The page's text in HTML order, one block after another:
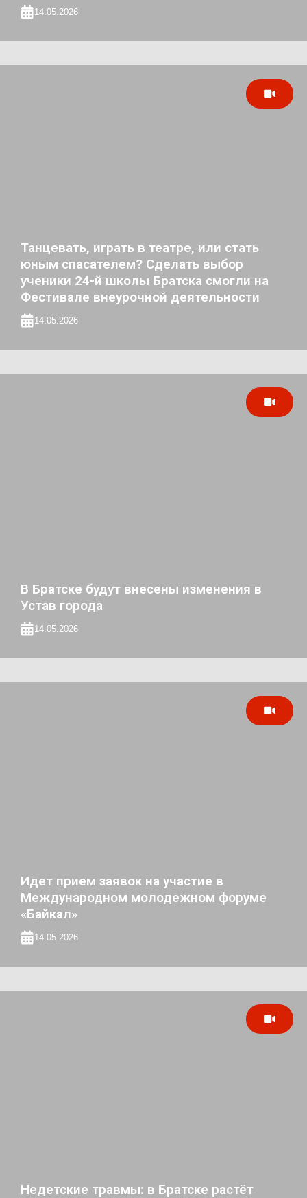
14.05.2026
Танцевать, играть в театре, или стать
юным спасателем? Сделать выбор
ученики 24-й школы Братска смогли на
Фестивале внеурочной деятельности
14.05.2026
В Братске будут внесены изменения в
Устав города
14.05.2026
Идет прием заявок на участие в
Международном молодежном форуме
«Байкал»
14.05.2026
Недетские травмы: в Братске растёт